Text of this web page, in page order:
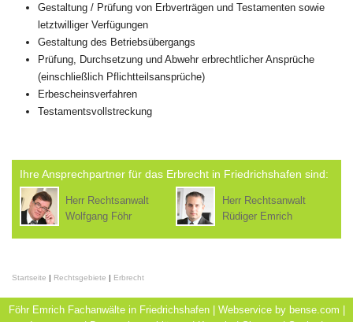
Gestaltung / Prüfung von Erbverträgen und Testamenten sowie
letztwilliger Verfügungen
Gestaltung des Betriebsübergangs
Prüfung, Durchsetzung und Abwehr erbrechtlicher Ansprüche
(einschließlich Pflichtteilsansprüche)
Erbescheinsverfahren
Testamentsvollstreckung
Ihre Ansprechpartner für das Erbrecht in Friedrichshafen sind:
Herr Rechtsanwalt
Wolfgang Föhr
Herr Rechtsanwalt
Rüdiger Emrich
Startseite | Rechtsgebiete | Erbrecht
Föhr Emrich Fachanwälte in Friedrichshafen | Webservice by bense.com